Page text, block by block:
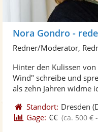
Nora Gondro -
Redner/Moderator,
Hinter den Kulissen
Wind" schreibe und
als zehn Jahren widme
Standort: Dresden
Gage: €€ (ca. 500 €